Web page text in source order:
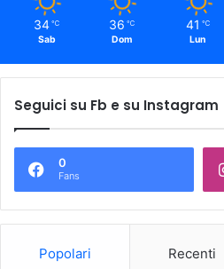
34 ℃
Sab
36 ℃
Dom
41 ℃
Lun
Seguici su Fb e su Instagram
0
Fans
Popolari Recenti